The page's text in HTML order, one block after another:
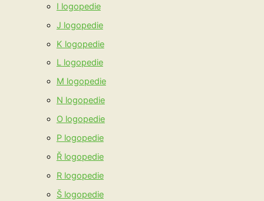
I logopedie
J logopedie
K logopedie
L logopedie
M logopedie
N logopedie
O logopedie
P logopedie
Ř logopedie
R logopedie
Š logopedie